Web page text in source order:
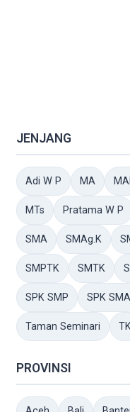
JENJANG
Adi W P MA
MTs Pratama W P
SMA SMAg.K
SMPTK SMTK
SPK SMP SPK SMA
Taman Seminari
PROVINSI